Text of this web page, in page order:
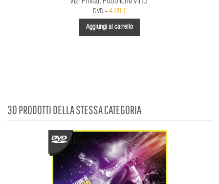
DVD - 4,09 €
Aggiungi al carrello
30 PRODOTTI DELLA STESSA CATEGORIA